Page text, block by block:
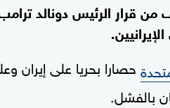
من قرار الرئيس دونالد
حصارا بحريا على
بالفشل.